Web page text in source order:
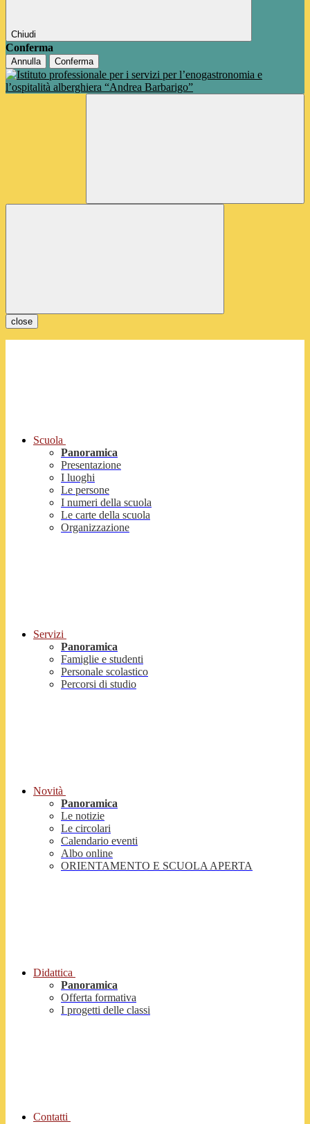
Chiudi
Conferma
Annulla Conferma
close
Scuola
Panoramica
Presentazione
I luoghi
Le persone
I numeri della scuola
Le carte della scuola
Organizzazione
Servizi
Panoramica
Famiglie e studenti
Personale scolastico
Percorsi di studio
Novità
Panoramica
Le notizie
Le circolari
Calendario eventi
Albo online
ORIENTAMENTO E SCUOLA APERTA
Didattica
Panoramica
Offerta formativa
I progetti delle classi
Contatti